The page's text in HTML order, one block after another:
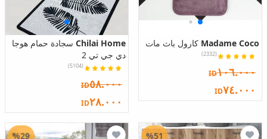
Madame Coco كارول باث مات
(2332)
ID١٠٦.٠٠٠
ID٧٤.٠٠٠
Chilai Home سجادة حمام هوجا
دي جي تي 2
(5104)
ID٥٨.٠٠٠
ID٢٨.٠٠٠
%51
%29